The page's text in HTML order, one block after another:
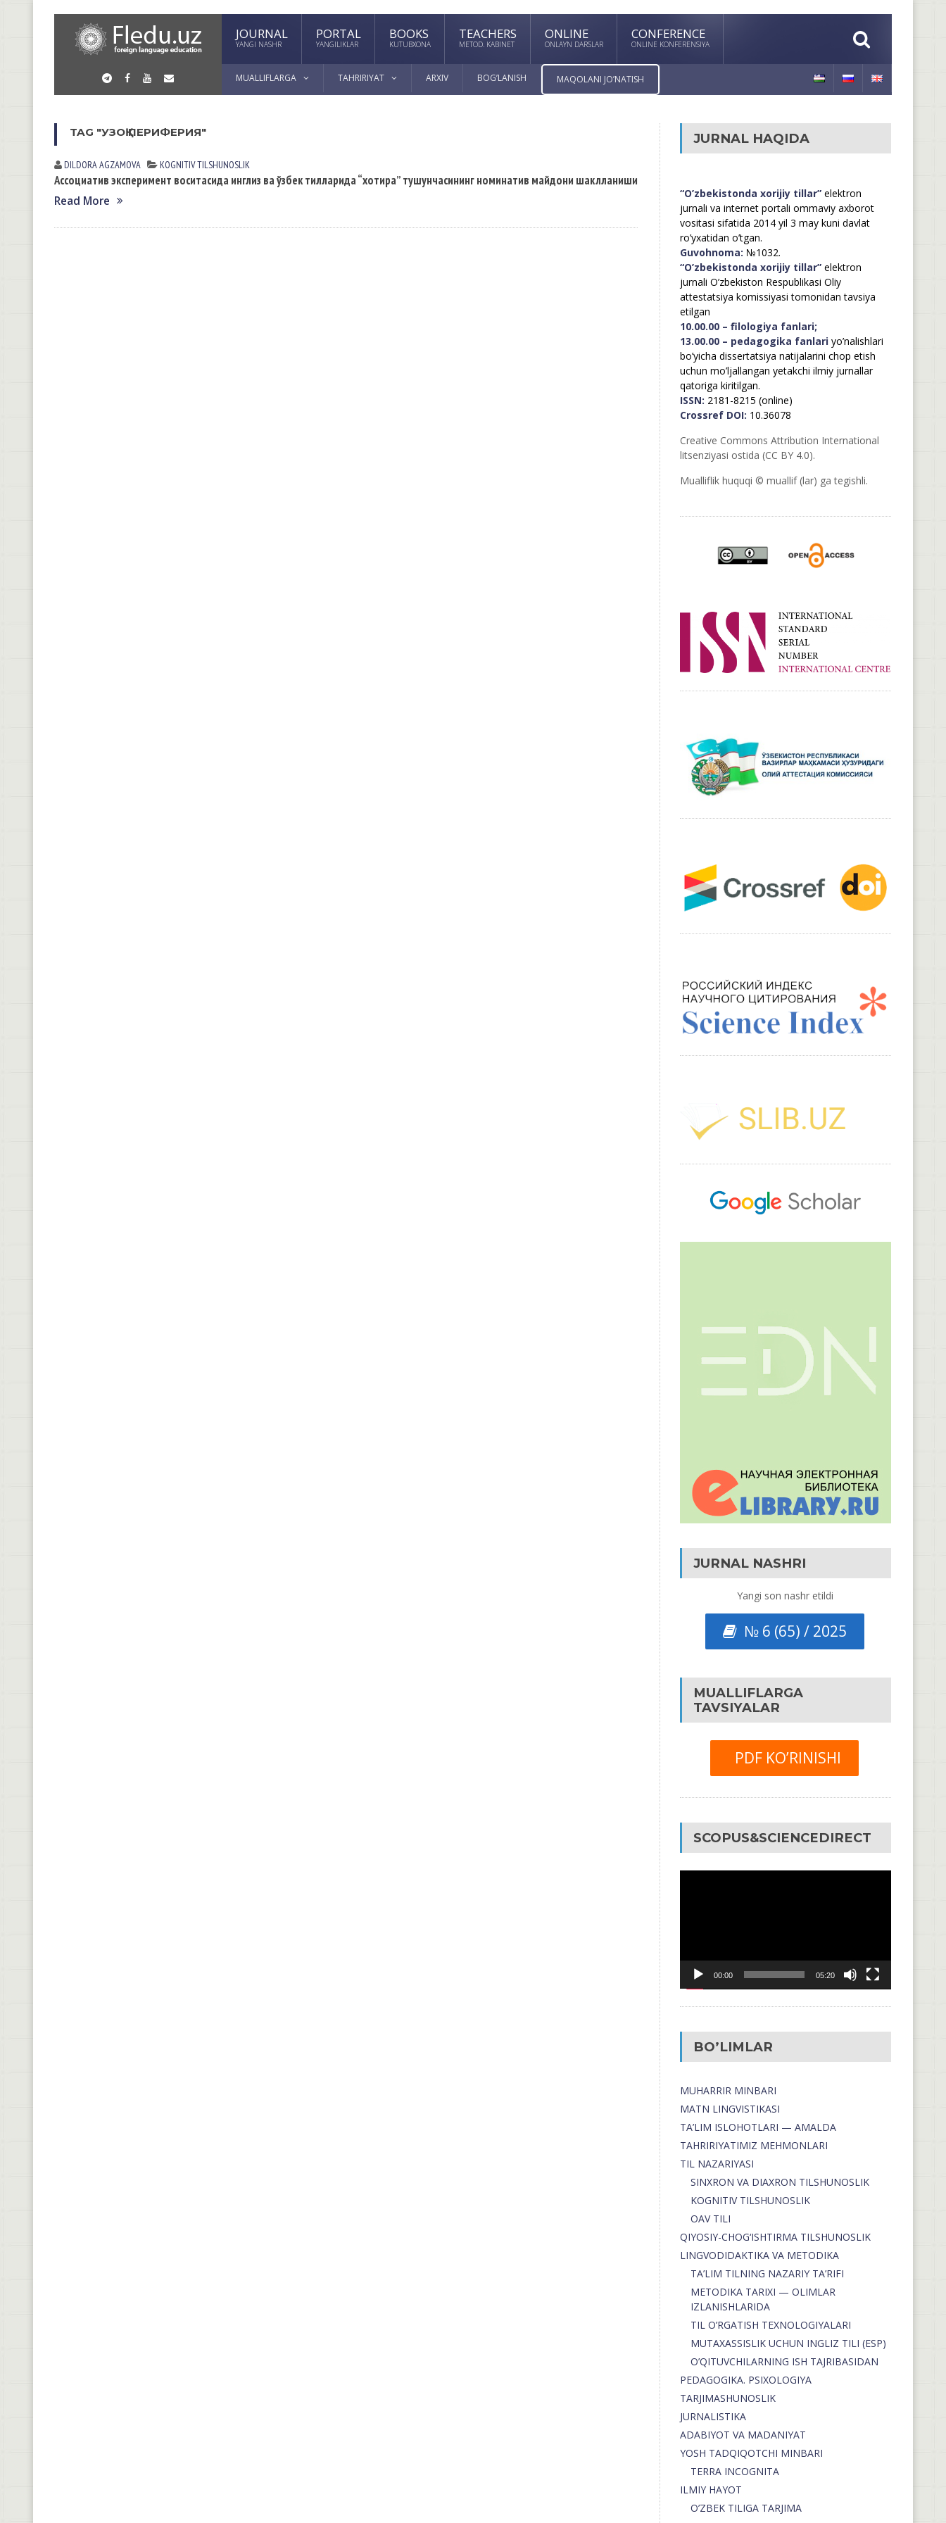
JOURNAL
YANGI NASHR
PORTAL
YANGILIKLAR
BOOKS
KUTUBXONA
TEACHERS
METOD. KABINET
ONLINE
ONLAYN DARSLAR
CONFERENCE
ONLINE KONFERENSIYA
MUALLIFLARGA TAHRIRIYAT ARXIV BOG’LANISH MAQOLANI JO’NATISH
TAG "УЗОҚ ПЕРИФЕРИЯ"
DILDORA АGZАMOVА KOGNITIV TILSHUNOSLIK
Ассоциатив эксперимент воситасида инглиз ва ўзбек тилларида “хотира” тушунчасининг номинатив майдони шаклланиши
Read More
JURNAL HAQIDA
“O’zbekistonda xorijiy tillar”elektron
jurnali va internet portali ommaviy axborot
vositasi sifatida 2014 yil 3 may kuni davlat
ro’yxatidan o’tgan.
Guvohnoma: №1032.
“O’zbekistonda xorijiy tillar”elektron
jurnali O’zbekiston Respublikasi Oliy
attestatsiya komissiyasi tomonidan tavsiya
etilgan
10.00.00 – filologiya fanlari;
13.00.00 – pedagogika fanlariyo’nalishlari
bo’yicha dissertatsiya natijalarini chop etish
uchun mo’ljallangan yetakchi ilmiy jurnallar
qatoriga kiritilgan.
ISSN: 2181-8215 (online)
Crossref DOI: 10.36078
Creative Commons Attribution International
litsenziyasi ostida (CC BY 4.0).
Mualliflik huquqi © muallif (lar) ga tegishli.
JURNAL NASHRI
Yangi son nashr etildi
№ 6 (65) / 2025
MUALLIFLARGA
TAVSIYALAR
PDF KO’RINISHI
SCOPUS&SCIENCEDIRECT
00:00 05:20
BO’LIMLAR
MUHARRIR MINBARI
MATN LINGVISTIKASI
TA’LIM ISLOHOTLARI — AMALDA
TAHRIRIYATIMIZ MEHMONLARI
TIL NAZARIYASI
SINXRON VA DIAXRON TILSHUNOSLIK
KOGNITIV TILSHUNOSLIK
OAV TILI
QIYOSIY-CHOG‘ISHTIRMA TILSHUNOSLIK
LINGVODIDAKTIKA VA METODIKA
TA’LIM TILNING NAZARIY TA’RIFI
METODIKA TARIXI — OLIMLAR
IZLANISHLARIDA
TIL O’RGATISH TEXNOLOGIYALARI
MUTAXASSISLIK UCHUN INGLIZ TILI (ESP)
O’QITUVCHILARNING ISH TAJRIBASIDAN
PEDAGOGIKA. PSIXOLOGIYA
TARJIMASHUNOSLIK
JURNALISTIKA
ADABIYOT VA MADANIYAT
YOSH TADQIQOTCHI MINBARI
TERRA INCOGNITA
ILMIY HAYOT
O’ZBEK TILIGA TARJIMA